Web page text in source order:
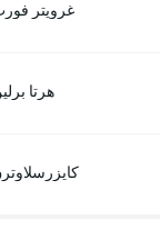
غرويتر
هرتا